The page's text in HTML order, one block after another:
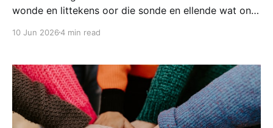
wonde en littekens oor die sonde en ellende wat ons
weeg swaar, en ons kry skaam oor hulle. “Hoe kan ek
10 Jun 20264 min read